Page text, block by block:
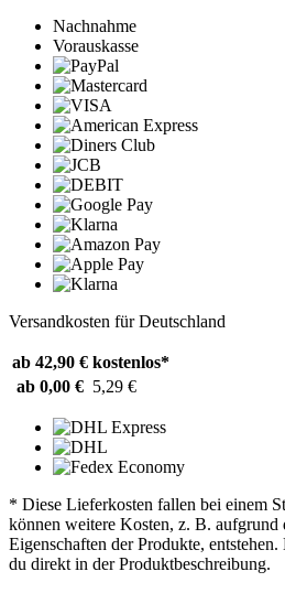
Nachnahme
Vorauskasse
Versandkosten für Deutschland
ab 42,90 € kostenlos*
ab 0,00 € 5,29 €
* Diese Lieferkosten fallen bei einem
können weitere Kosten, z. B. aufgrund
Eigenschaften der Produkte,
du direkt in der Produktbeschreibung.